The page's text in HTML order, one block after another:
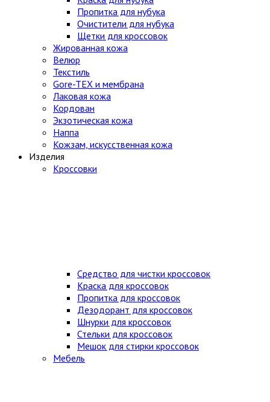
Пропитка для нубука
Очистители для нубука
Щетки для кроссовок
Жированная кожа
Велюр
Текстиль
Gore-TEX и мембрана
Лаковая кожа
Кордован
Экзотическая кожа
Наппа
Кожзам, искусственная кожа
Изделия
Кроссовки
Средство для чистки кроссовок
Краска для кроссовок
Пропитка для кроссовок
Дезодорант для кроссовок
Шнурки для кроссовок
Стельки для кроссовок
Мешок для стирки кроссовок
Мебель